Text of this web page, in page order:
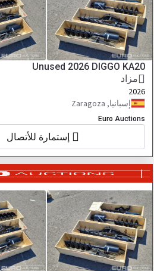
Unused 2026 DIGGO KA20
مزاد
2026
إسبانيا, Zaragoza
Euro Auctions
إستمارة للأتصال